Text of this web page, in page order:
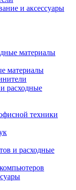
и аксессуары
материалы
материалы
расходные
техники
и расходные